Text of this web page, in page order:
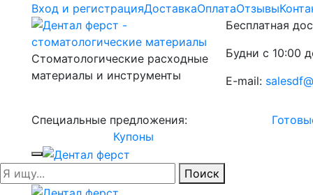
Вход и регистрацияДоставкаОплатаОтзывы
Стоматологические расходные
материалы и инструменты
Бесплатная
Будни с 10:00
E-mail:
Специальные предложения:
Купоны
Поиск